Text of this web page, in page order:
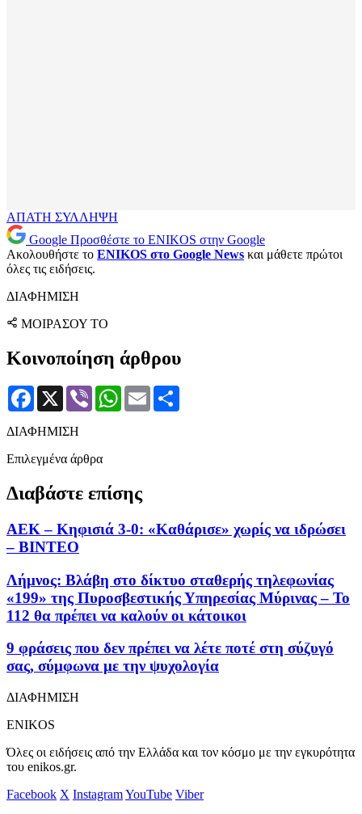
ΑΠΑΤΗ ΣΥΛΛΗΨΗ
Google Προσθέστε το ENIKOS στην Google
Ακολουθήστε το ENIKOS στο Google News και μάθετε πρώτοι
όλες τις ειδήσεις.
ΔΙΑΦΗΜΙΣΗ
ΜΟΙΡΑΣΟΥ ΤΟ
Κοινοποίηση άρθρου
Facebook
X Viber WhatsApp
Email
ΔΙΑΦΗΜΙΣΗ
Επιλεγμένα άρθρα
Διαβάστε επίσης
ΑΕΚ – Κηφισιά 3-0: «Καθάρισε» χωρίς να ιδρώσει
– ΒΙΝΤΕΟ
Λήμνος: Βλάβη στο δίκτυο σταθερής τηλεφωνίας
«199» της Πυροσβεστικής Υπηρεσίας Μύρινας – Το
112 θα πρέπει να καλούν οι κάτοικοι
9 φράσεις που δεν πρέπει να λέτε ποτέ στη σύζυγό
σας, σύμφωνα με την ψυχολογία
ΔΙΑΦΗΜΙΣΗ
ENIKOS
Όλες οι ειδήσεις από την Ελλάδα και τον κόσμο με την εγκυρότητα
του enikos.gr.
Facebook X InstagramYouTube Viber